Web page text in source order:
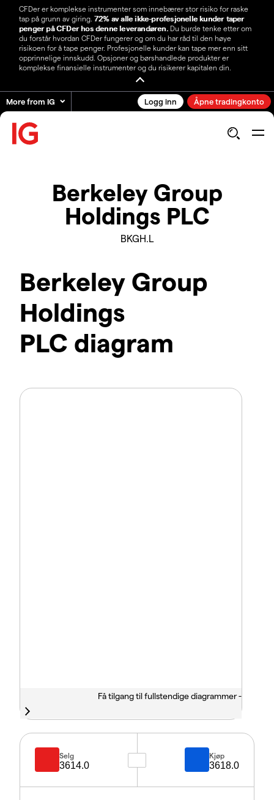
CFDer er komplekse instrumenter som innebærer stor risiko for raske
tap på grunn av giring. 72% av alle ikke-profesjonelle kunder taper
penger på CFDer hos denne leverandøren.Du burde tenke etter om
du forstår hvordan CFDer fungerer og om du har råd til den høye
risikoen for å tape penger. Profesjonelle kunder kan tape mer enn sitt
opprinnelige innskudd. Opsjoner og børshandlede produkter er
komplekse finansielle instrumenter og du risikerer kapitalen din.
More from IG Logg inn Åpne tradingkonto
Berkeley Group
Holdings PLC
BKGH.L
Berkeley Group
Holdings
PLC diagram
Få tilgang til fullstendige diagrammer -
Selg
3614.0
Kjøp
3618.0